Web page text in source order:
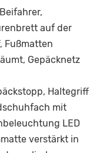
auf der
Fußmatten
Gepäcknetz
Haltegriff
mit
LED
verstärkt in